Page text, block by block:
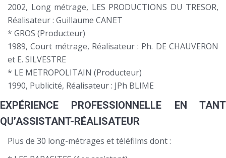
2002, Long métrage, LES PRODUCTIONS DU TRESOR,
Réalisateur : Guillaume CANET
* GROS (Producteur)
1989, Court métrage, Réalisateur : Ph. DE CHAUVERON
et E. SILVESTRE
* LE METROPOLITAIN (Producteur)
1990, Publicité, Réalisateur : JPh BLIME
EXPÉRIENCE PROFESSIONNELLE EN TANT
QU’ASSISTANT-RÉALISATEUR
Plus de 30 long-métrages et téléfilms dont :